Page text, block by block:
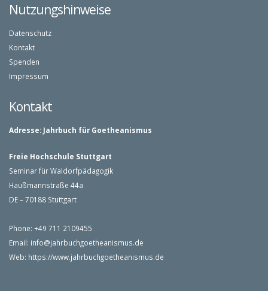
Nutzungshinweise
Datenschutz
Kontakt
Spenden
Impressum
Kontakt
Adresse: Jahrbuch für Goetheanismus
Freie Hochschule Stuttgart
Seminar für Waldorfpädagogik
Haußmannstraße 44a
DE – 70188 Stuttgart
Phone: +49 711 2109455
Email: info@jahrbuchgoetheanismus.de
Web: https://www.jahrbuchgoetheanismus.de